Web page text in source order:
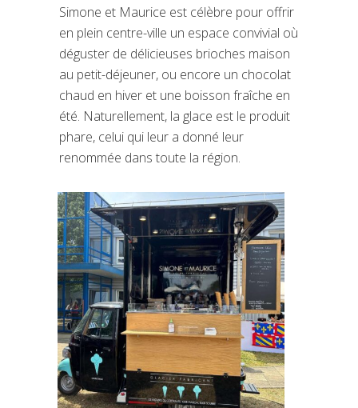
Simone et Maurice est célèbre pour offrir
en plein centre-ville un espace convivial où
déguster de délicieuses brioches maison
au petit-déjeuner, ou encore un chocolat
chaud en hiver et une boisson fraîche en
été. Naturellement, la glace est le produit
phare, celui qui leur a donné leur
renommée dans toute la région.